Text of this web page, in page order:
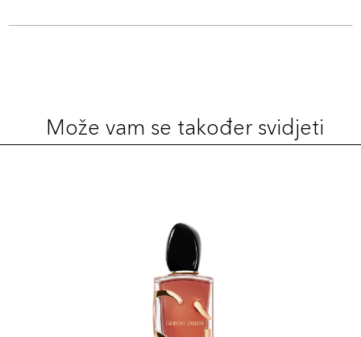
Može vam se također svidjeti